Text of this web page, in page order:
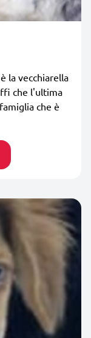
la vecchiarella
che l'ultima
che è